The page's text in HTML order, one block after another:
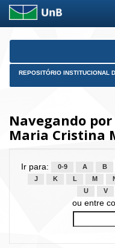
Skip
REPOSITÓRIO INSTITUCIONAL
Navegando
Maria Cristina
Ir para: 0-9 A B
J
K L M
U
V
ou entre